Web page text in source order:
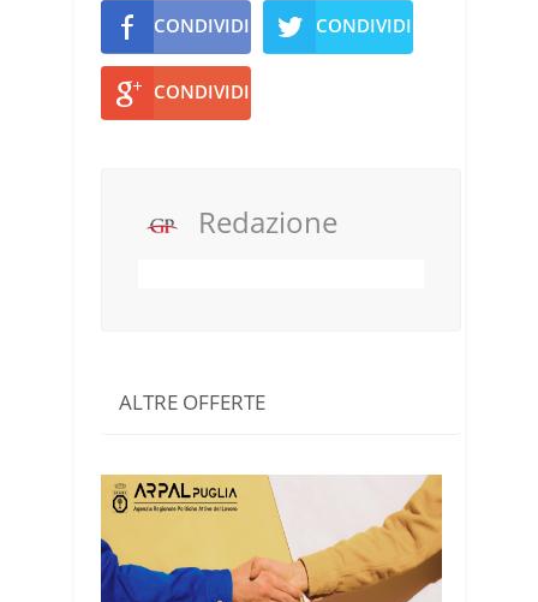
CONDIVIDI CONDIVIDI
CONDIVIDI
Redazione
ALTRE OFFERTE